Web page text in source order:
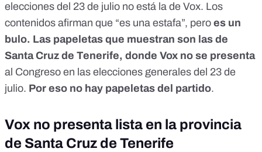
elecciones del 23 de julio no está la de Vox. Los
contenidos afirman que “es una estafa”, pero es un
bulo. Las papeletas que muestran son las de
Santa Cruz de Tenerife, donde Vox no se presenta
al Congreso en las elecciones generales del 23 de
julio. Por eso no hay papeletas del partido.
Vox no presenta lista en la provincia
de Santa Cruz de Tenerife